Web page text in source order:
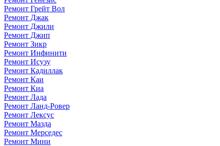
Ремонт Грейт Вол
Ремонт Джак
Ремонт Джили
Ремонт Джип
Ремонт Зикр
Ремонт Инфинити
Ремонт Исузу
Ремонт Кадиллак
Ремонт Каи
Ремонт Киа
Ремонт Лада
Ремонт Ланд-Ровер
Ремонт Лексус
Ремонт Мазда
Ремонт Мерседес
Ремонт Мини